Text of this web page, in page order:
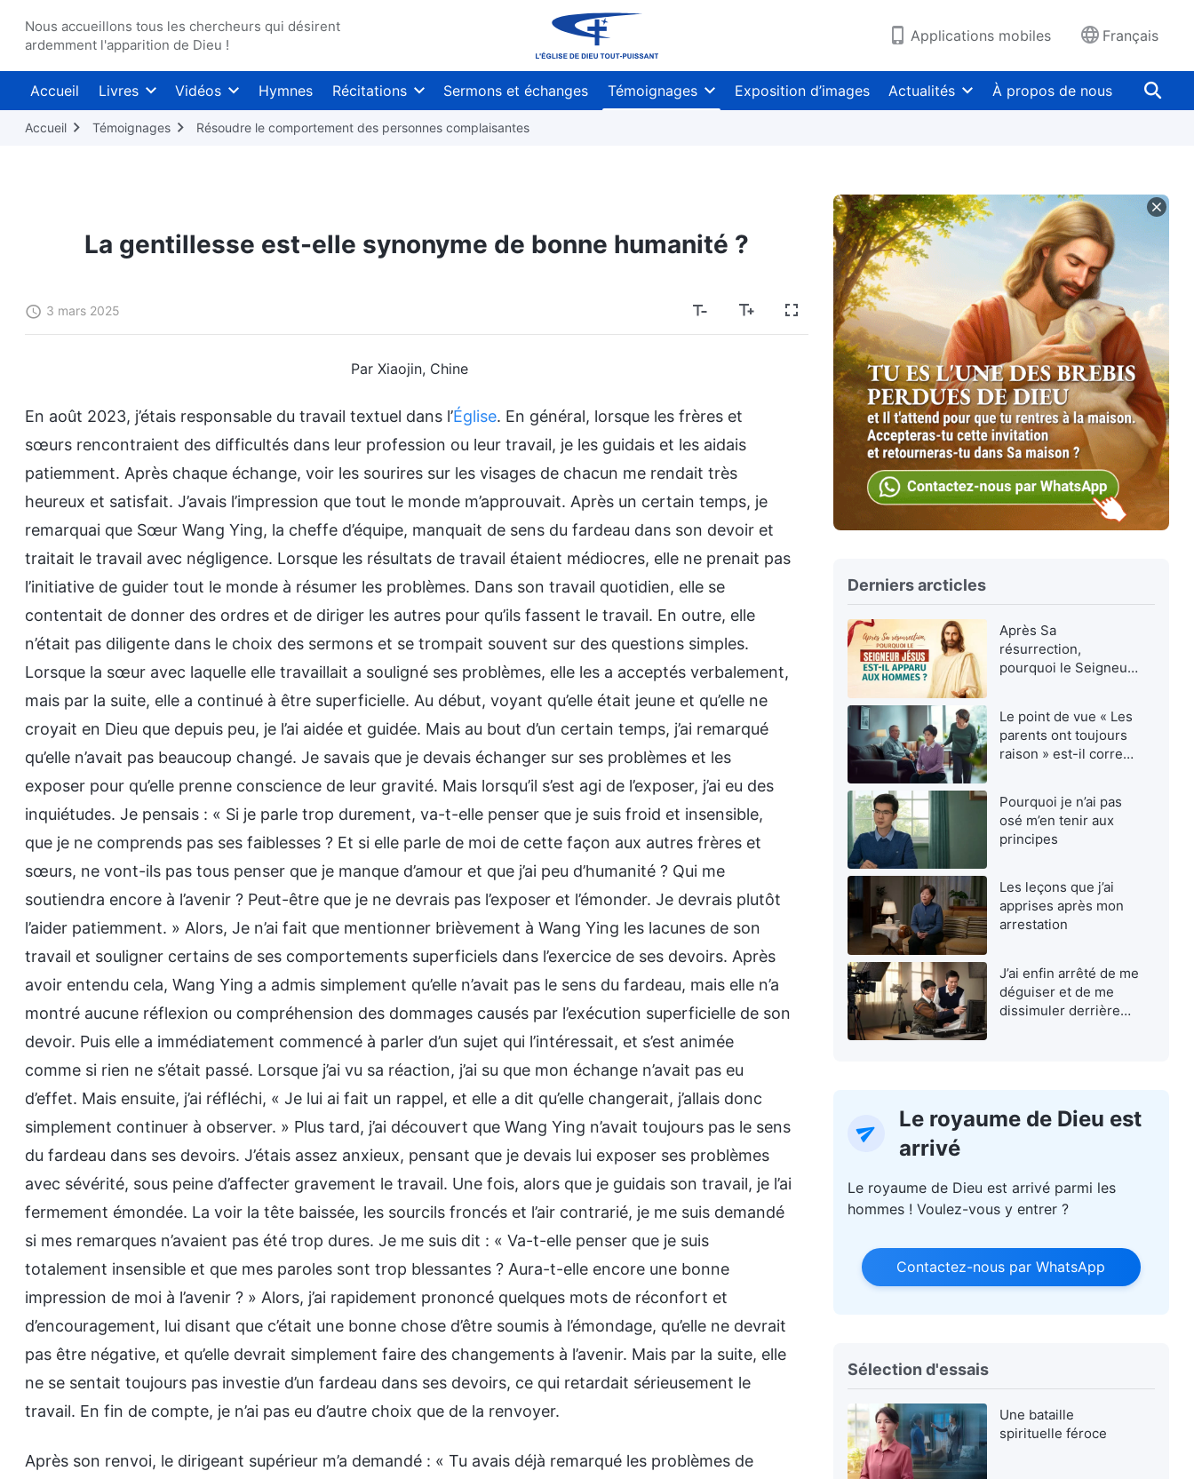
Nous accueillons tous les chercheurs qui désirent
ardemment l'apparition de Dieu !
Applications mobiles Français
Accueil Livres Vidéos Hymnes Récitations Sermons et échanges Témoignages Exposition d’images Actualités À propos de nous
Accueil Témoignages Résoudre le comportement des personnes complaisantes
La gentillesse est-elle synonyme de bonne humanité ?
3 mars 2025
Par Xiaojin, Chine
En août 2023, j’étais responsable du travail textuel dans l’Église. En général, lorsque les frères et
sœurs rencontraient des difficultés dans leur profession ou leur travail, je les guidais et les aidais
patiemment. Après chaque échange, voir les sourires sur les visages de chacun me rendait très
heureux et satisfait. J’avais l’impression que tout le monde m’approuvait. Après un certain temps, je
remarquai que Sœur Wang Ying, la cheffe d’équipe, manquait de sens du fardeau dans son devoir et
traitait le travail avec négligence. Lorsque les résultats de travail étaient médiocres, elle ne prenait pas
l’initiative de guider tout le monde à résumer les problèmes. Dans son travail quotidien, elle se
contentait de donner des ordres et de diriger les autres pour qu’ils fassent le travail. En outre, elle
n’était pas diligente dans le choix des sermons et se trompait souvent sur des questions simples.
Lorsque la sœur avec laquelle elle travaillait a souligné ses problèmes, elle les a acceptés verbalement,
mais par la suite, elle a continué à être superficielle. Au début, voyant qu’elle était jeune et qu’elle ne
croyait en Dieu que depuis peu, je l’ai aidée et guidée. Mais au bout d’un certain temps, j’ai remarqué
qu’elle n’avait pas beaucoup changé. Je savais que je devais échanger sur ses problèmes et les
exposer pour qu’elle prenne conscience de leur gravité. Mais lorsqu’il s’est agi de l’exposer, j’ai eu des
inquiétudes. Je pensais : « Si je parle trop durement, va-t-elle penser que je suis froid et insensible,
que je ne comprends pas ses faiblesses ? Et si elle parle de moi de cette façon aux autres frères et
sœurs, ne vont-ils pas tous penser que je manque d’amour et que j’ai peu d’humanité ? Qui me
soutiendra encore à l’avenir ? Peut-être que je ne devrais pas l’exposer et l’émonder. Je devrais plutôt
l’aider patiemment. » Alors, Je n’ai fait que mentionner brièvement à Wang Ying les lacunes de son
travail et souligner certains de ses comportements superficiels dans l’exercice de ses devoirs. Après
avoir entendu cela, Wang Ying a admis simplement qu’elle n’avait pas le sens du fardeau, mais elle n’a
montré aucune réflexion ou compréhension des dommages causés par l’exécution superficielle de son
devoir. Puis elle a immédiatement commencé à parler d’un sujet qui l’intéressait, et s’est animée
comme si rien ne s’était passé. Lorsque j’ai vu sa réaction, j’ai su que mon échange n’avait pas eu
d’effet. Mais ensuite, j’ai réfléchi, « Je lui ai fait un rappel, et elle a dit qu’elle changerait, j’allais donc
simplement continuer à observer. » Plus tard, j’ai découvert que Wang Ying n’avait toujours pas le sens
du fardeau dans ses devoirs. J’étais assez anxieux, pensant que je devais lui exposer ses problèmes
avec sévérité, sous peine d’affecter gravement le travail. Une fois, alors que je guidais son travail, je l’ai
fermement émondée. La voir la tête baissée, les sourcils froncés et l’air contrarié, je me suis demandé
si mes remarques n’avaient pas été trop dures. Je me suis dit : « Va-t-elle penser que je suis
totalement insensible et que mes paroles sont trop blessantes ? Aura-t-elle encore une bonne
impression de moi à l’avenir ? » Alors, j’ai rapidement prononcé quelques mots de réconfort et
d’encouragement, lui disant que c’était une bonne chose d’être soumis à l’émondage, qu’elle ne devrait
pas être négative, et qu’elle devrait simplement faire des changements à l’avenir. Mais par la suite, elle
ne se sentait toujours pas investie d’un fardeau dans ses devoirs, ce qui retardait sérieusement le
travail. En fin de compte, je n’ai pas eu d’autre choix que de la renvoyer.
Après son renvoi, le dirigeant supérieur m’a demandé : « Tu avais déjà remarqué les problèmes de
Derniers arcticles
Après Sa
résurrection,
pourquoi le Seigneur
Le point de vue « Les
parents ont toujours
raison » est-il correct
Pourquoi je n’ai pas
osé m’en tenir aux
principes
Les leçons que j’ai
apprises après mon
arrestation
J’ai enfin arrêté de me
déguiser et de me
dissimuler derrière
Le royaume de Dieu est
arrivé
Le royaume de Dieu est arrivé parmi les
hommes ! Voulez-vous y entrer ?
Contactez-nous par WhatsApp
Sélection d'essais
Une bataille
spirituelle féroce